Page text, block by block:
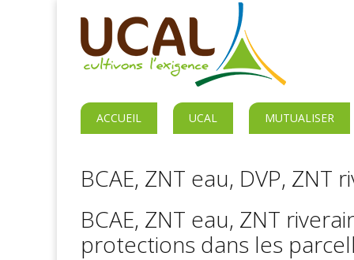
ACCUEIL UCAL MUTUALISER
BCAE, ZNT eau, DVP, ZNT
BCAE, ZNT eau, ZNT
protections dans les